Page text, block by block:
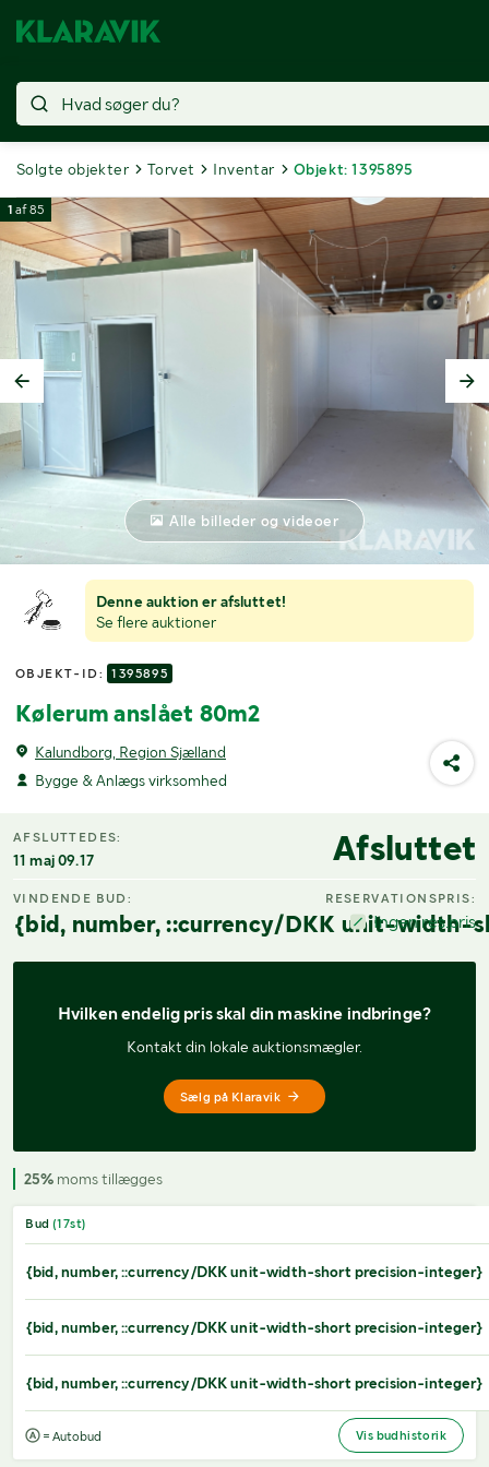
Solgte objekter Torvet Inventar Objekt: 1395895
Denne auktion er afsluttet!
Se flere auktioner
OBJEKT-ID: 1395895
Kølerum anslået 80m2
Kalundborg, Region Sjælland
Bygge & Anlægs virksomhed
1 af85
Alle billeder og videoer
AFSLUTTEDES:
11 maj 09.17 Afsluttet
VINDENDE BUD:
{bid, number, ::currency/DKK unit-width-
RESERVATIONSPRIS:
Ingen res.pris
Hvilken endelig pris skal din maskine indbringe?
Kontakt din lokale auktionsmægler.
Sælg på Klaravik
25% moms tillægges
Bud (17st)
{bid, number, ::currency/DKK unit-width-short precision-integer}
{bid, number, ::currency/DKK unit-width-short precision-integer}
{bid, number, ::currency/DKK unit-width-short precision-integer}
= Autobud Vis budhistorik